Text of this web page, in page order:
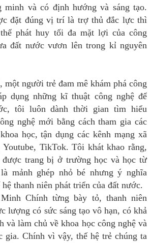
minh và có định hướng và sáng tạo.
đặt đúng vị trí là trợ thủ đắc lực thì
phát huy tối đa mặt lợi của công
đất nước vươn lên trong kỉ nguyên
người trẻ đam mê khám phá công
dụng những kĩ thuật công nghệ để
tôi luôn dành thời gian tìm hiểu
nghệ mới bằng cách tham gia các
học, tận dụng các kênh mạng xã
Youtube, TikTok. Tôi khát khao rằng,
trang bị ở trường học và học từ
mảnh ghép nhỏ bé nhưng ý nghĩa
thanh niên phát triển của đất nước.
Chính từng bày tỏ, thanh niên
lượng có sức sáng tạo vô hạn, có khả
và làm chủ về khoa học công nghệ và
gia. Chính vì vậy, thế hệ trẻ chúng ta